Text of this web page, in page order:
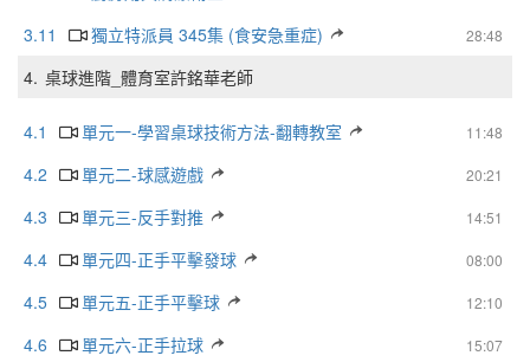
3.11
28:48
獨立特派員 345集 (食安急重症)
4. 桌球進階_體育室許銘華老師
4.1 11:48
單元一-學習桌球技術方法-翻轉教室
4.2
20:21
單元二-球感遊戲
4.3
14:51
單元三-反手對推
4.4
08:00
單元四-正手平擊發球
4.5
12:10
單元五-正手平擊球
4.6
15:07
單元六-正手拉球